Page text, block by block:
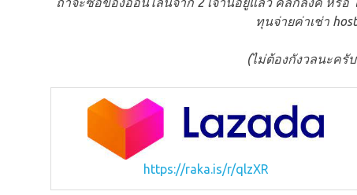
ทุนจ่ายค่าเช่า
(ไม่ต้องกังวลนะครั
https://raka.is/r/qlzXR